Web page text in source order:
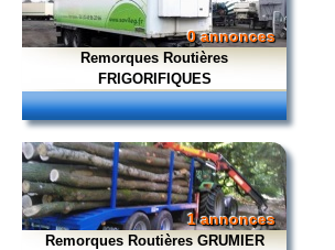
0 annonces
Remorques Routières
FRIGORIFIQUES
1 annonces
Remorques Routières GRUMIER